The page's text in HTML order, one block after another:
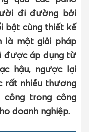
đi đường bởi
bật cùng thiết kế
là một giải pháp
được áp dụng từ
hậu, ngược lại
rất nhiều thương
công trong công
doanh nghiệp.